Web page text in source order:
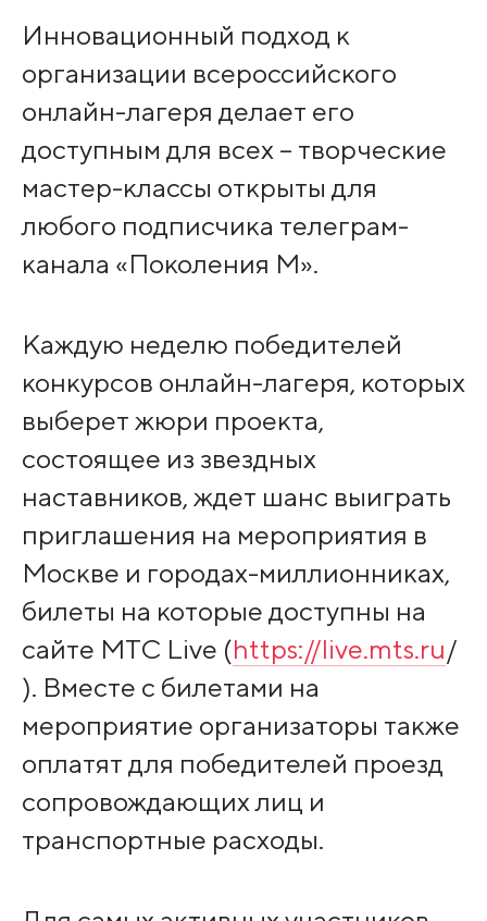
Инновационный подход к
организации всероссийского
онлайн-лагеря делает его
доступным для всех – творческие
мастер-классы открыты для
любого подписчика телеграм-
канала «Поколения М».
Каждую неделю победителей
конкурсов онлайн-лагеря, которых
выберет жюри проекта,
состоящее из звездных
наставников, ждет шанс выиграть
приглашения на мероприятия в
Москве и городах-миллионниках,
билеты на которые доступны на
сайте МТС Live (https://live.mts.ru/
). Вместе с билетами на
мероприятие организаторы также
оплатят для победителей проезд
сопровождающих лиц и
транспортные расходы.